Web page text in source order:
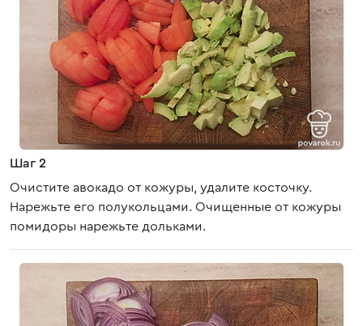
Шаг 2
Очистите авокадо от кожуры, удалите косточку.
Нарежьте его полукольцами. Очищенные от кожуры
помидоры нарежьте дольками.